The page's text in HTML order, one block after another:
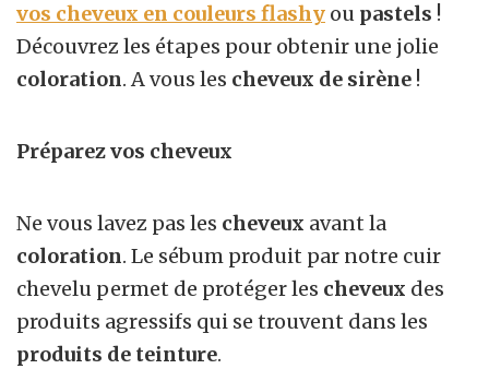
vos cheveux en couleurs flashy ou pastels !
Découvrez les étapes pour obtenir une jolie
coloration. A vous les cheveux de sirène !
Préparez vos cheveux
Ne vous lavez pas les cheveux avant la
coloration. Le sébum produit par notre cuir
chevelu permet de protéger les cheveux des
produits agressifs qui se trouvent dans les
produits de teinture.